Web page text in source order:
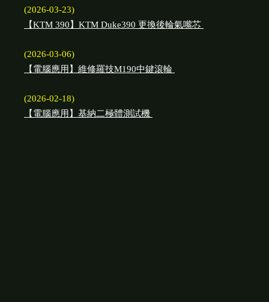
(2026-03-23)
【KTM 390】KTM Duke390 更換後輪氣嘴芯
(2026-03-06)
【電腦應用】維修羅技M190中鍵滾輪
(2026-02-18)
【電腦應用】基納二極體測試機